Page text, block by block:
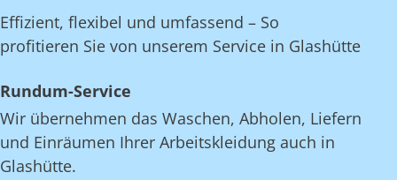
Effizient, flexibel und umfassend – So
profitieren Sie von unserem Service in Glashütte
Rundum-Service
Wir übernehmen das Waschen, Abholen, Liefern
und Einräumen Ihrer Arbeitskleidung auch in
Glashütte.